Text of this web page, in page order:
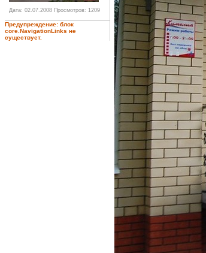
Дата: 02.07.2008 Просмотров: 1209
Предупреждение: блок
core.NavigationLinks не
существует.